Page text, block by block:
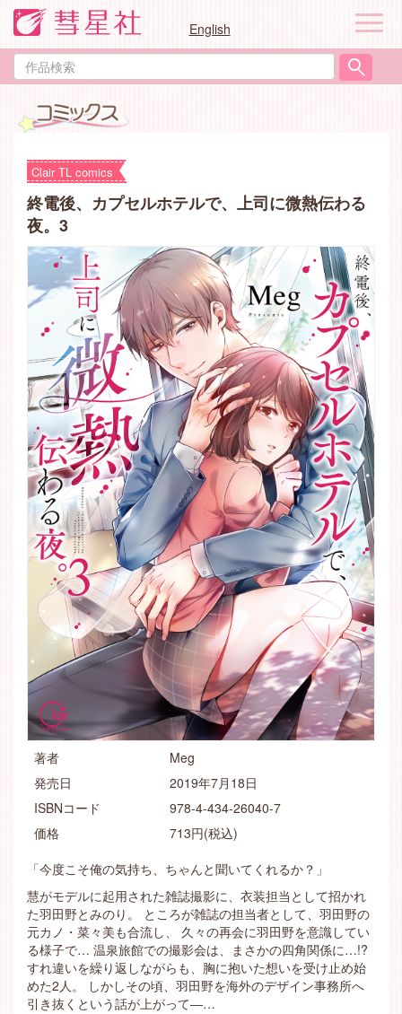
English
作
品
ナ
ゲ
ー
Clair TL comics
終電後、カプセルホテルで、上司に微熱伝わる
夜。3
著者
Meg
発売日
2019年7月18日
ISBNコード
978-4-434-26040-7
価格
713円(税込)
「今度こそ俺の気持ち、ちゃんと聞いてくれるか？」
慧がモデルに起用された雑誌撮影に、衣装担当として招かれ
た羽田野とみのり。 ところが雑誌の担当者として、羽田野の
元カノ・菜々美も合流し、 久々の再会に羽田野を意識してい
る様子で… 温泉旅館での撮影会は、まさかの四角関係に…!?
すれ違いを繰り返しながらも、胸に抱いた想いを受け止め始
めた2人。 しかしその頃、羽田野を海外のデザイン事務所へ
引き抜くという話が上がって―…